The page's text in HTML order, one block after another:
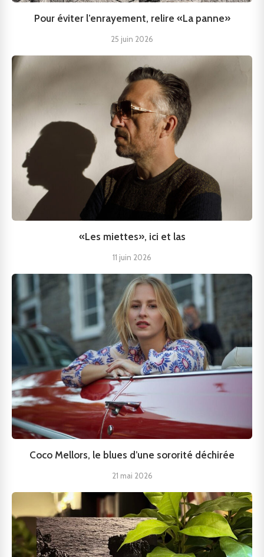
Pour éviter l’enrayement, relire «La panne»
25 juin 2026
«Les miettes», ici et las
11 juin 2026
Coco Mellors, le blues d’une sororité déchirée
21 mai 2026